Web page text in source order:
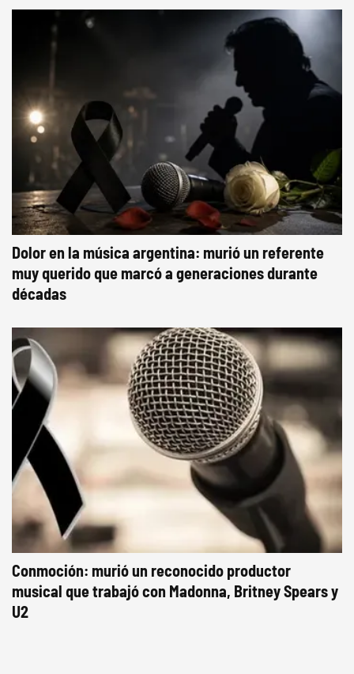
Dolor en la música argentina: murió un referente
muy querido que marcó a generaciones durante
décadas
Conmoción: murió un reconocido productor
musical que trabajó con Madonna, Britney Spears y
U2